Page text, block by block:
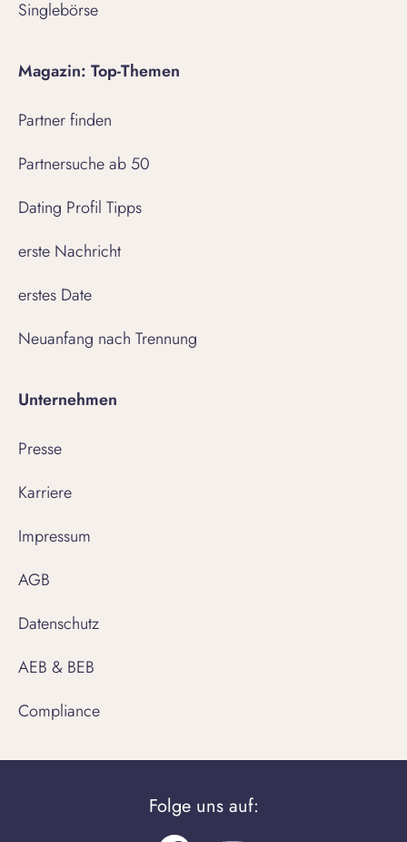
Singlebörse
Magazin: Top-Themen
Partner finden
Partnersuche ab 50
Dating Profil Tipps
erste Nachricht
erstes Date
Neuanfang nach Trennung
Unternehmen
Presse
Karriere
Impressum
AGB
Datenschutz
AEB & BEB
Compliance
Folge uns auf: